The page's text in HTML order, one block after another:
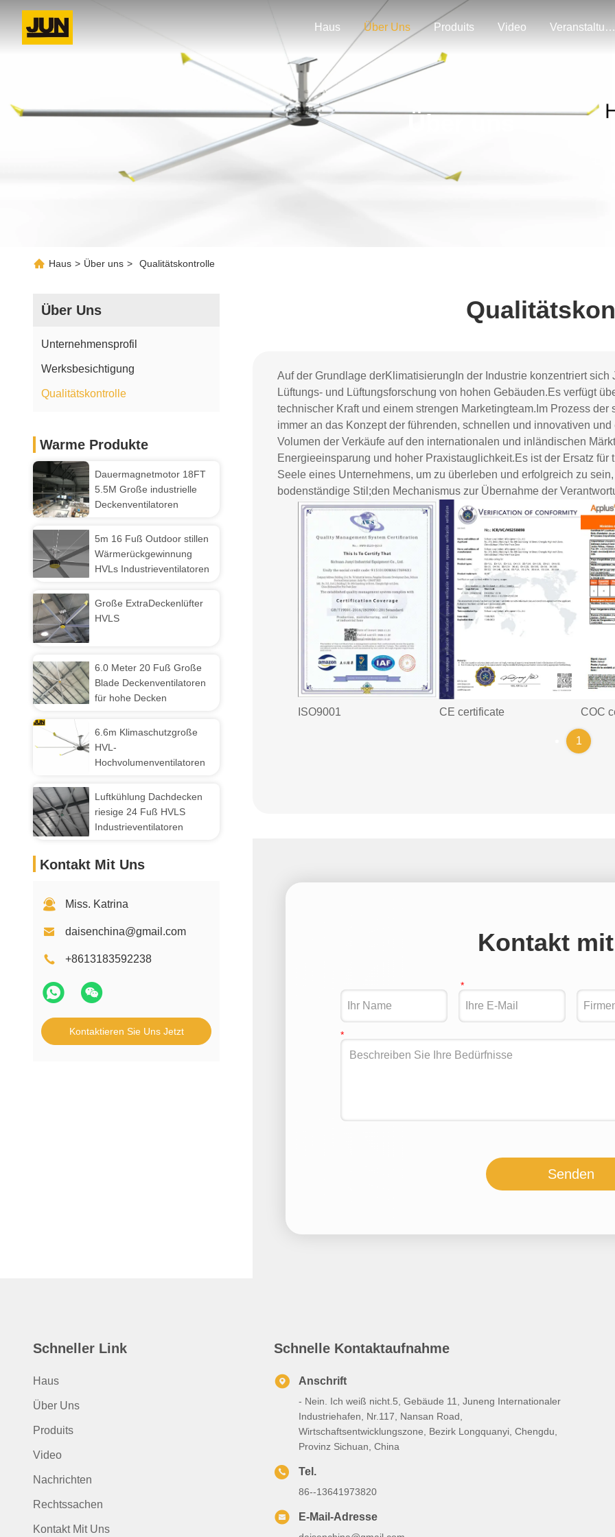
Haus Über Uns Produits Video Veranstaltungen
Über uns
Haus > Über uns > Qualitätskontrolle
Über Uns
Unternehmensprofil
Werksbesichtigung
Qualitätskontrolle
Warme Produkte
Dauermagnetmotor 18FT
5.5M Große industrielle
Deckenventilatoren
5m 16 Fuß Outdoor stillen
Wärmerückgewinnung
HVLs Industrieventilatoren
Große ExtraDeckenlüfter
HVLS
6.0 Meter 20 Fuß Große
Blade Deckenventilatoren
für hohe Decken
6.6m Klimaschutzgroße
HVL-
Hochvolumenventilatoren
Luftkühlung Dachdecken
riesige 24 Fuß HVLS
Industrieventilatoren
Kontakt Mit Uns
Miss. Katrina
daisenchina@gmail.com
+8613183592238
Kontaktieren Sie Uns Jetzt
Auf der Grundlage derKlimatisierung In der Industrie konzentriert
Lüftungs- und Lüftungsforschung von hohen Gebäuden.Es verfügt
technischer Kraft und einem strengen Marketingteam. Im Prozess
immer an das Konzept der führenden, schnellen und innovativen
Volumen der Verkäufe auf den internationalen und inländischen
Energieeinsparung und hoher Praxistauglichkeit.Es ist der Ersatz
Seele eines Unternehmens, um zu überleben und erfolgreich zu
bodenständige Stil;den Mechanismus zur Übernahme der
ISO9001 CE certificate COC
1
Kontakt
Senden
Schneller Link
Haus
Über Uns
Produits
Video
Nachrichten
Rechtssachen
Kontakt Mit Uns
Schnelle Kontaktaufnahme
Anschrift
- Nein. Ich weiß nicht.5, Gebäude 11, Juneng Internationaler
Industriehafen, Nr.117, Nansan Road,
Wirtschaftsentwicklungszone, Bezirk Longquanyi, Chengdu,
Provinz Sichuan, China
Tel.
86--13641973820
E-Mail-Adresse